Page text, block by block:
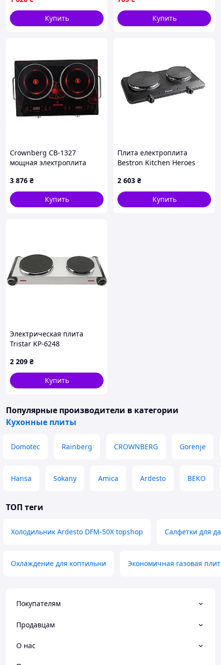
Купить Купить
Crownberg CB-1327
мощная электроплита
стали 8E5KC15842
3 876 ₴
Купить
Плита електроплита
Bestron Kitchen Heroes
Вт
2 603 ₴
Купить
Электрическая плита
Tristar KP-6248
2 209 ₴
Купить
Популярные производители в категории
Кухонные плиты
Domotec Rainberg CROWNBERG Gorenje
Hansa Sokany Amica Ardesto BEKO
ТОП теги
Холодильник Ardesto DFM-50X topshop Салфетки для
Охлаждение для коптильни Экономичная газовая
Покупателям
Продавцам
О нас